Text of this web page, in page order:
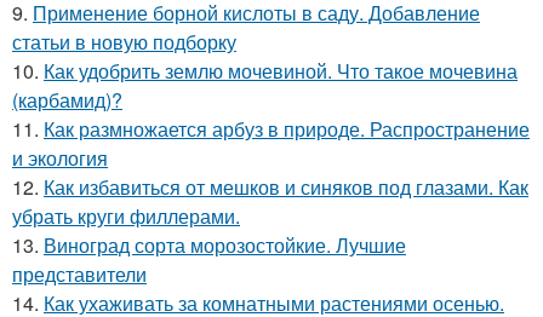
9. Применение борной кислоты в саду. Добавление
статьи в новую подборку
10. Как удобрить землю мочевиной. Что такое мочевина
(карбамид)?
11. Как размножается арбуз в природе. Распространение
и экология
12. Как избавиться от мешков и синяков под глазами. Как
убрать круги филлерами.
13. Виноград сорта морозостойкие. Лучшие
представители
14. Как ухаживать за комнатными растениями осенью.